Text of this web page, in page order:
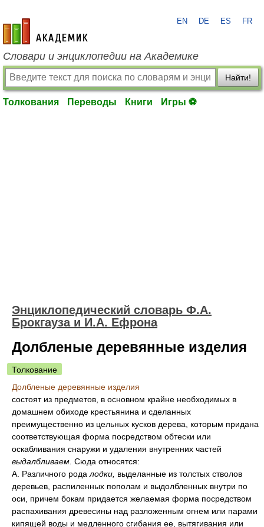
academic.ru
EN DE ES FR
Словари и энциклопедии на Академике
Найти!
Толкования Переводы Книги Игры ⚽
Энциклопедический словарь Ф.А.
Брокгауза и И.А. Ефрона
Долбленые деревянные изделия
Толкование
Долбленые деревянные изделия
состоят из предметов, в основном крайне необходимых в
домашнем обиходе крестьянина и сделанных
преимущественно из цельных кусков дерева, которым придана
соответствующая форма посредством обтески или
оскабливания снаружи и удаления внутренних частей
выдалбливаем. Сюда относятся:
А. Различного рода лодки, выделанные из толстых стволов
деревьев, распиленных пополам и выдолбленных внутри по
оси, причем бокам придается желаемая форма посредством
распахивания древесины над разложенным огнем или парами
кипящей воды и медленного сгибания ее, вытягивания или